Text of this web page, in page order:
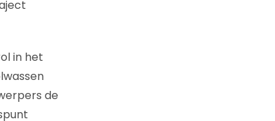
in het
de